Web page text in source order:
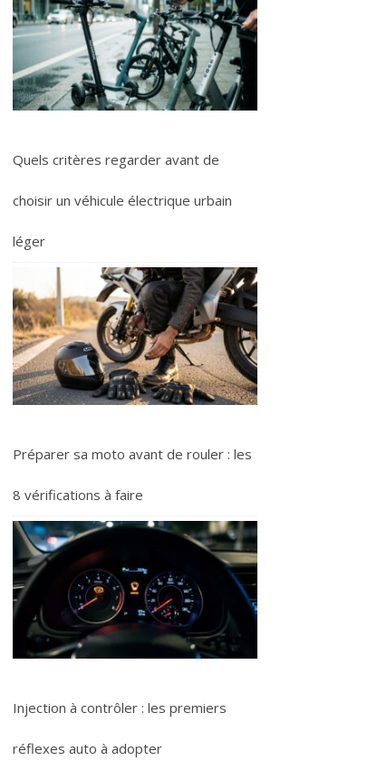
Quels critères regarder avant de
choisir un véhicule électrique urbain
léger
Préparer sa moto avant de rouler : les
8 vérifications à faire
Injection à contrôler : les premiers
réflexes auto à adopter